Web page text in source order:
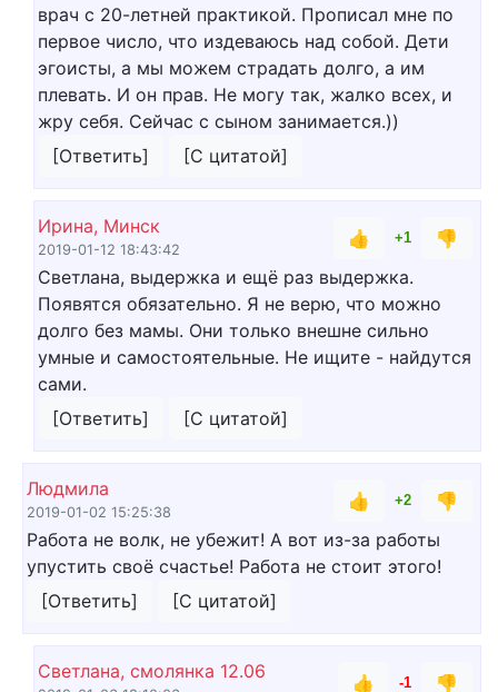
врач с 20-летней практикой. Прописал мне по
первое число, что издеваюсь над собой. Дети
эгоисты, а мы можем страдать долго, а им
плевать. И он прав. Не могу так, жалко всех, и
жру себя. Сейчас с сыном занимается.))
[Ответить]
[С цитатой]
Ирина, Минск
2019-01-12 18:43:42
👍 +1
👎
Светлана, выдержка и ещё раз выдержка.
Появятся обязательно. Я не верю, что можно
долго без мамы. Они только внешне сильно
умные и самостоятельные. Не ищите - найдутся
сами.
[Ответить]
[С цитатой]
Людмила
2019-01-02 15:25:38
👍 +2
👎
Работа не волк, не убежит! А вот из-за работы
упустить своё счастье! Работа не стоит этого!
[Ответить]
[С цитатой]
Светлана, смолянка 12.06
👍 -1 👎